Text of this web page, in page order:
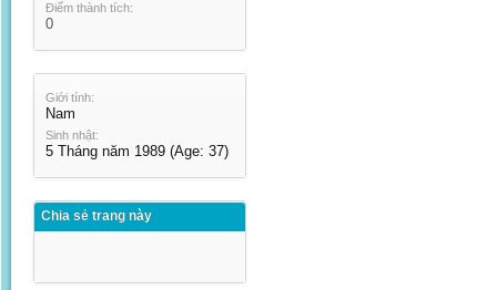
Điểm thành tích:
0
Giới tính:
Nam
Sinh nhật:
5 Tháng năm 1989 (Age: 37)
Chia sẻ trang này